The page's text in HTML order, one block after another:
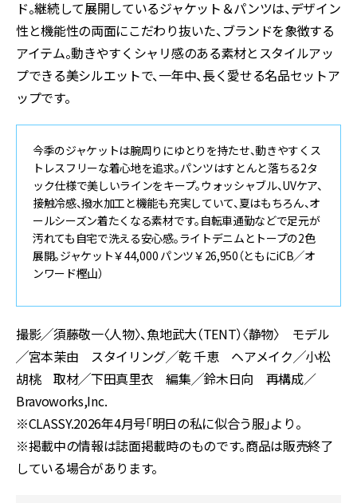
ド。継続して展開しているジャケット＆パンツは、デザイン
性と機能性の両面にこだわり抜いた、ブランドを象徴する
アイテム。動きやすくシャリ感のある素材とスタイルアッ
プできる美シルエットで、一年中、長く愛せる名品セットア
ップです。
今季のジャケットは腕周りにゆとりを持たせ、動きやすくス
トレスフリーな着心地を追求。パンツはすとんと落ちる2タ
ック仕様で美しいラインをキープ。ウォッシャブル、UVケア、
接触冷感、撥水加工と機能も充実していて、夏はもちろん、オ
ールシーズン着たくなる素材です。自転車通勤などで足元が
汚れても自宅で洗える安心感。ライトデニムとトープの2色
展開。ジャケット￥44,000 パンツ￥26,950（ともにiCB╱オ
ンワード樫山）
撮影╱須藤敬一〈人物〉、魚地武大（TENT）〈静物〉 モデル
╱宮本茉由 スタイリング╱乾 千恵 ヘアメイク╱小松
胡桃 取材╱下田真里衣 編集╱鈴木日向 再構成／
Bravoworks,Inc.
※CLASSY.2026年4月号「明日の私に似合う服」より。
※掲載中の情報は誌面掲載時のものです。商品は販売終了
している場合があります。